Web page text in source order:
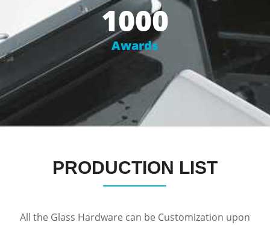
1000
Awards
PRODUCTION LIST
All the Glass Hardware can be Customization upon